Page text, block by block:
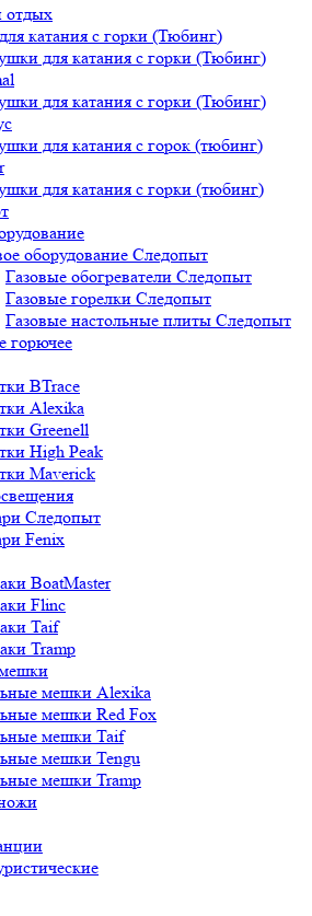
отдых
катания с горки (Тюбинг)
для катания с горки (Тюбинг)
для катания с горки (Тюбинг)
для катания с горок (тюбинг)
для катания с горки (тюбинг)
оборудование Следопыт
Газовые обогреватели Следопыт
Газовые горелки Следопыт
Газовые настольные плиты Следопыт
горючее
BTrace
Alexika
Greenell
High Peak
Maverick
Следопыт
Fenix
BoatMaster
Flinc
Taif
Tramp
мешки Alexika
мешки Red Fox
мешки Taif
мешки Tengu
мешки Tramp